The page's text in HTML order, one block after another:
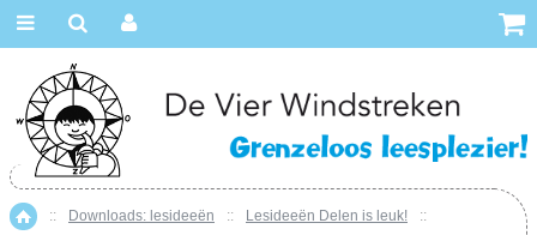
Home
:: Downloads: lesideeën :: Lesideeën Delen is leuk!
::